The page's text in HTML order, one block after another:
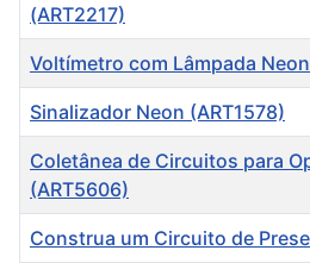
(ART2217)
Voltímetro com Lâmpada
Sinalizador Neon (ART1578)
Coletânea de Circuitos para
(ART5606)
Construa um Circuito de